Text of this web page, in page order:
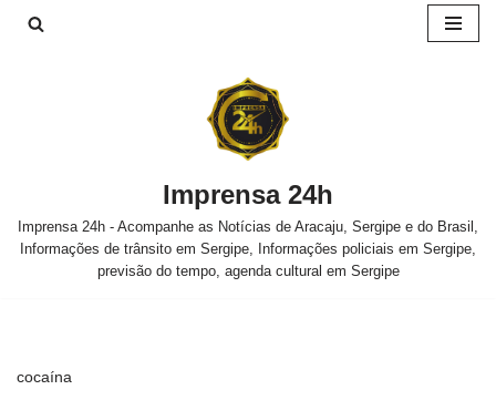
Imprensa 24h
Imprensa 24h - Acompanhe as Notícias de Aracaju, Sergipe e do Brasil,
Informações de trânsito em Sergipe, Informações policiais em Sergipe,
previsão do tempo, agenda cultural em Sergipe
cocaína